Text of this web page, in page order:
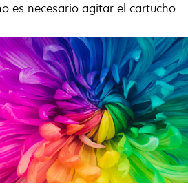
es necesario agitar el cartucho.